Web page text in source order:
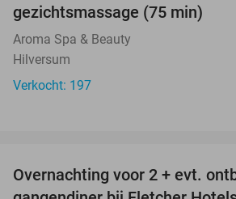
gezichtsmassage (75 min)
Aroma Spa & Beauty
Hilversum
Verkocht: 197
Overnachting voor 2 + evt.